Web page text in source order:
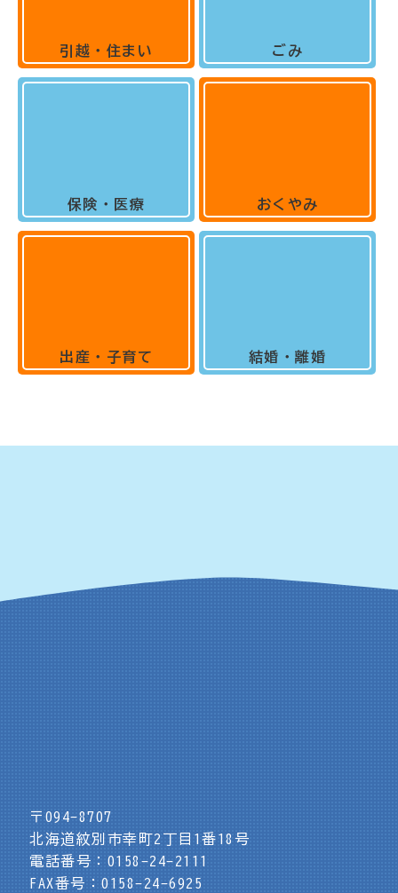
引越・住まい
保険・医療
出産・子育て
ごみ
おくやみ
結婚・離婚
〒094-8707
北海道紋別市幸町2丁目1番18号
電話番号：0158-24-2111
FAX番号：0158-24-6925